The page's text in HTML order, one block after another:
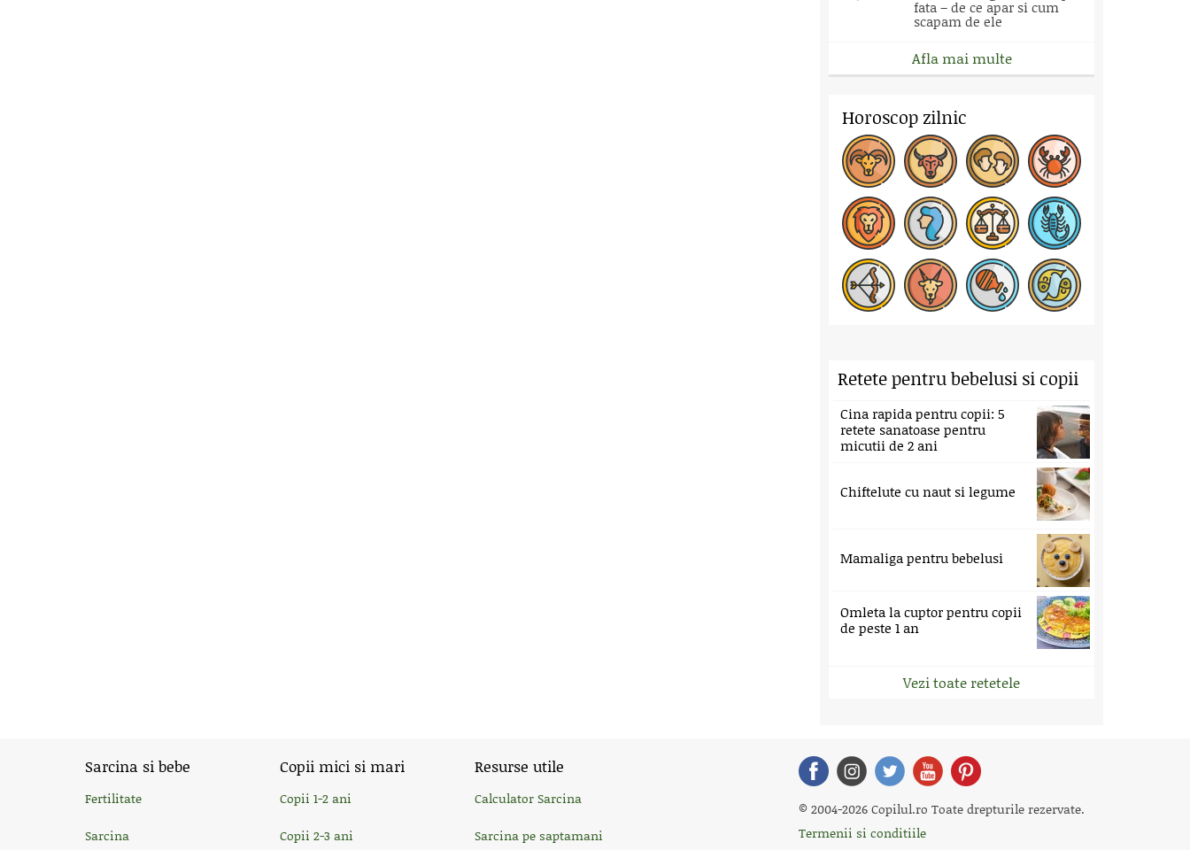
fata – de ce apar si cum
scapam de ele
Afla mai multe
Horoscop zilnic
Retete pentru bebelusi si copii
Cina rapida pentru copii: 5
retete sanatoase pentru
micutii de 2 ani
Chiftelute cu naut si legume
Mamaliga pentru bebelusi
Omleta la cuptor pentru copii
de peste 1 an
Vezi toate retetele
Sarcina si bebe
Fertilitate
Sarcina
Copii mici si mari
Copii 1-2 ani
Copii 2-3 ani
Resurse utile
Calculator Sarcina
Sarcina pe saptamani
© 2004-2026 Copilul.ro Toate drepturile rezervate.
Termenii si conditiile